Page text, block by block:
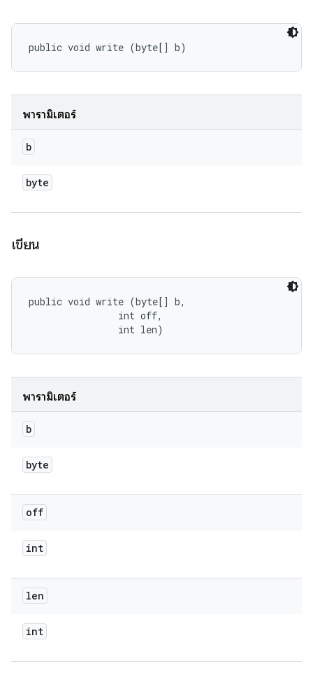
public void write (byte[] b)
พารามิเตอร์
b
byte
เขียน
public void write (byte[] b,
                int off,
                int len)
พารามิเตอร์
b
byte
off
int
len
int